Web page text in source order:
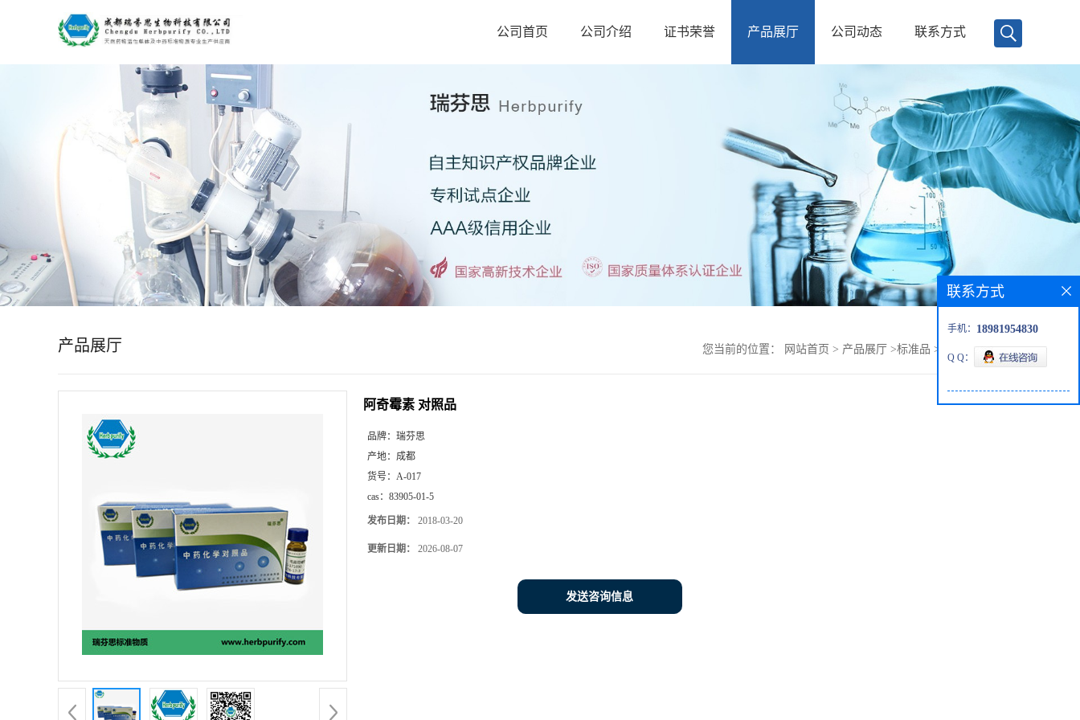
司
介
公司首页 公司介绍 证书荣誉 产品展厅 公司动态 联系方式
产品展厅 您当前的位置： 网站首页 > 产品展厅 >标准品 > 阿奇霉素 对照品
阿奇霉素 对照品
品牌： 瑞芬思
产地： 成都
货号： A-017
cas： 83905-01-5
发布日期： 2018-03-20
更新日期： 2026-08-07
发送咨询信息
联系方式
手机： 18981954830
Q Q：